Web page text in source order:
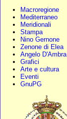
Macroregione
Mediterraneo
Meridionali
Stampa
Nino Gernone
Zenone di Elea
Angelo D'Ambra
Grafici
Arte e cultura
Eventi
GnuPG